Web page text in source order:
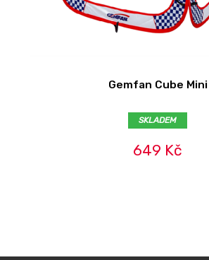
Gemfan Cube Mini
SKLADEM
649 Kč